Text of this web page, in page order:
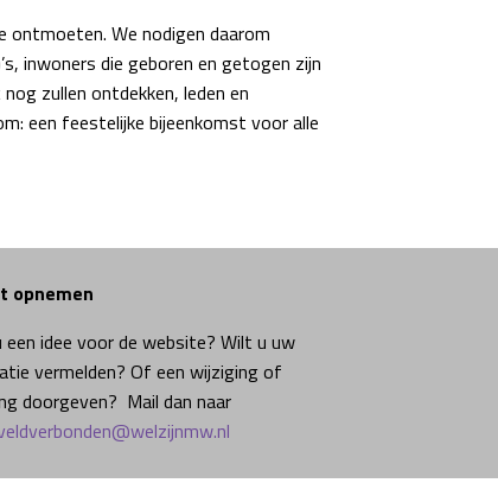
ontmoeten. We nodigen daarom
inwoners die geboren en getogen zijn
zullen ontdekken, leden en
een feestelijke bijeenkomst voor alle
opnemen
idee voor de website? Wilt u uw
vermelden? Of een wijziging of
doorgeven? Mail dan naar